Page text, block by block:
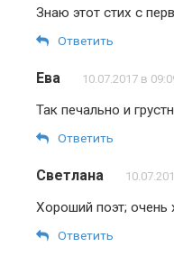
Знаю этот стих с
Ответить
Ева 10.07.2017 в
Так печально и
Ответить
Светлана
Хороший поэт; очень
Ответить